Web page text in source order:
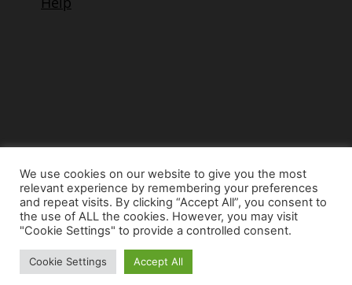
© Copyright 2015 - www.airnews.gr
We use cookies on our website to give you the most
relevant experience by remembering your preferences
and repeat visits. By clicking “Accept All”, you consent to
the use of ALL the cookies. However, you may visit
"Cookie Settings" to provide a controlled consent.
Cookie Settings Accept All